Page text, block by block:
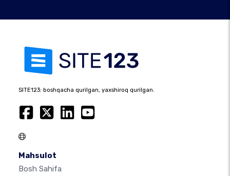
SITE123: boshqacha qurilgan, yaxshiroq qurilgan.
Mahsulot
Bosh Sahifa